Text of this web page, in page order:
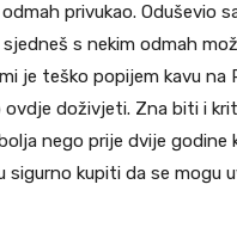
privukao. Oduševio
s nekim odmah
je teško popijem kavu na
doživjeti. Zna biti i
nego prije dvije godine
kupiti da se mogu